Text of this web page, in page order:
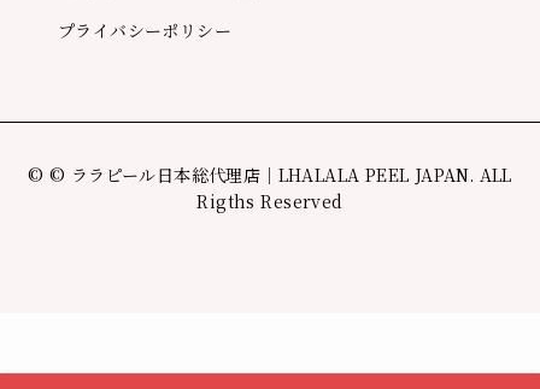
プライバシーポリシー
© © ララピール日本総代理店｜LHALALA PEEL JAPAN. ALL
Rigths Reserved